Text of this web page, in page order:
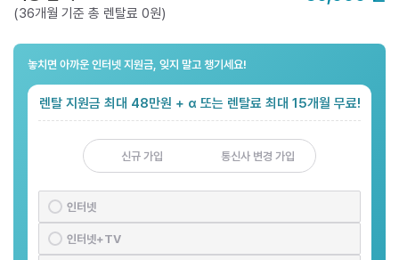
(36개월 기준 총 렌탈료 0원)
놓치면 아까운 인터넷 지원금, 잊지 말고 챙기세요!
렌탈 지원금 최대 48만원 + α 또는 렌탈료 최대 15개월 무료!
신규 가입 통신사 변경 가입
인터넷
인터넷+TV